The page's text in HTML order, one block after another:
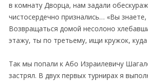
в комнату Дворца, нам задали
чистосердечно признались… «Вы
Возвращаться домой несолоно
этажу, ты по третьему, ищи кружок,
Так мы попали к Або Израилевичу
застрял. В двух первых турнирах я